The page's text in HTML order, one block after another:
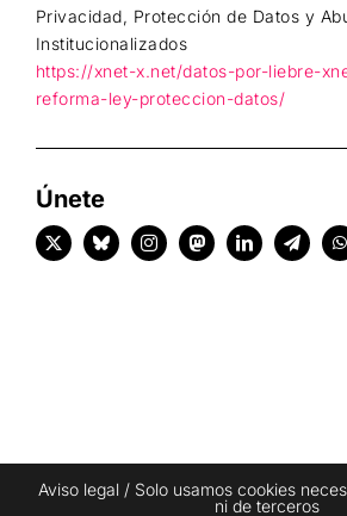
Privacidad, Protección de Datos y
Institucionalizados
https://xnet-x.net/datos-por-liebre-
reforma-ley-proteccion-datos/
Únete
Aviso legal / Solo usamos cookies
ni de terceros